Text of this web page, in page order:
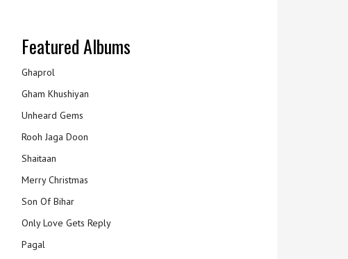
Featured Albums
Ghaprol
Gham Khushiyan
Unheard Gems
Rooh Jaga Doon
Shaitaan
Merry Christmas
Son Of Bihar
Only Love Gets Reply
Pagal